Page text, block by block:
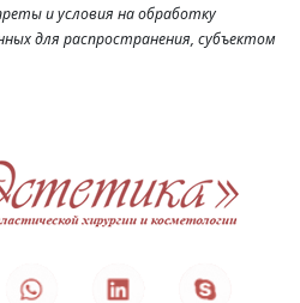
и условия на обработку
для распространения, субъектом